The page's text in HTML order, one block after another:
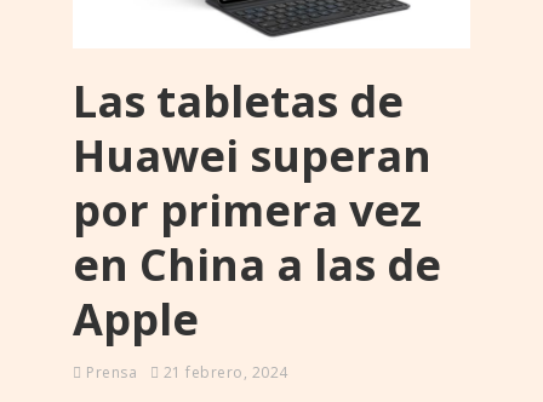
Las tabletas de
Huawei superan
por primera vez
en China a las de
Apple
Prensa 21 febrero, 2024